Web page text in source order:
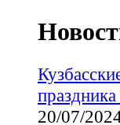
20/07/